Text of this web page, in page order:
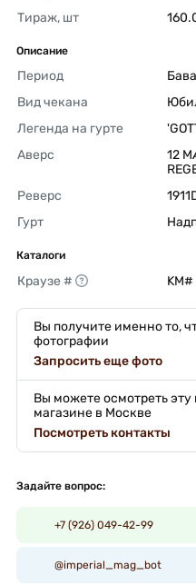
Тираж, шт
Описание
Период
Вид чекана
Легенда на гурте
Аверс
12
Реверс
Гурт
Каталоги
Краузе #
Вы получите именно то,
фотографии
Запросить еще фото
Вы можете осмотреть
магазине в Москве
Посмотреть контакты
Задайте вопрос:
+7 (926) 049-42-99
@imperial_mag_bot